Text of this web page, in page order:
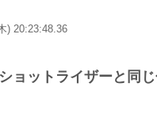
) 20:23:48.36
ョットライザーと同